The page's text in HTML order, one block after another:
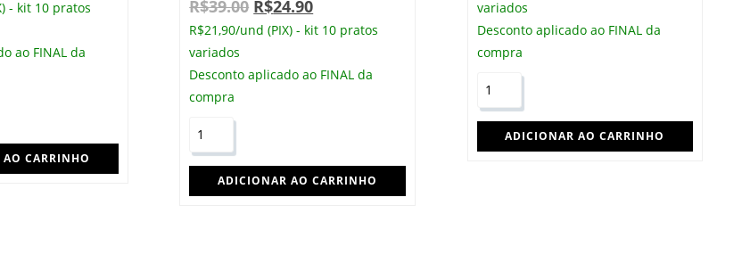
- kit 10 pratos
ao FINAL da
CARRINHO
R$39.00 R$24.90
R$21,90/und (PIX) - kit 10 pratos
variados
Desconto aplicado ao FINAL da
compra
ADICIONAR AO CARRINHO
variados
Desconto aplicado ao FINAL da
compra
ADICIONAR AO CARRINHO